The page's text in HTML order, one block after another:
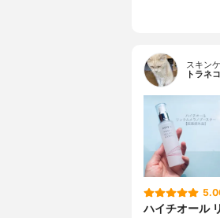
スキン
トラネコ
ハイチオール